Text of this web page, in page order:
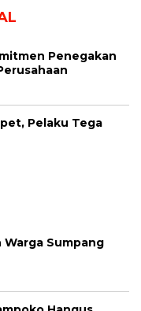
Penegakan
Pelaku Tega
Warga Sumpang